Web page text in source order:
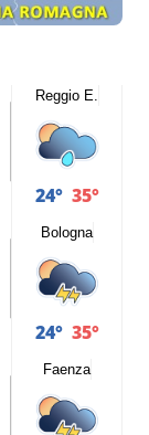
Reggio E.
24° 35°
Bologna
24° 35°
Faenza